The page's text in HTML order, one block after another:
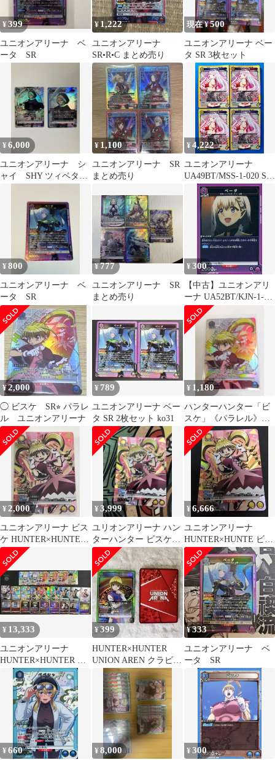
¥399
ユニオンアリーナ ベ
ータ SR
¥ 1,222
ユニオンアリーナ
SR•R•C まとめ売り
現在 ¥500
ユニオンアリーナ ベー
タ SR 3枚セット
¥6,000
ユニオンアリーナ シ
ャイ SHY ツィベタ
¥ 1,100
ユニオンアリーナ SR
まとめ売り
¥4,222
ユニオンアリーナ
UA49BT/MSS-1-020 SR
羽前 京香 4枚セット
¥800
ユニオンアリーナ ベ
ータ SR
¥777
ユニオンアリーナ SR
まとめ売り
¥300
【中古】ユニオンアリ
ーナ UA52BT/KJN-1-
073[R]：ベータ
¥2,000
◯ ビスケ SR⭐︎ パラレ
ル ユニオンアリーナ
¥ 789
ユニオンアリーナ ベー
タ SR 2枚セット ko31
¥ 1,180
ハンターハンター「ビ
スケ」《パラレル》
SR★（スーパーレア
★） 青
¥ 2,000
ユニオンアリーナ ビス
ケ HUNTER×HUNTER
星2パラレル
¥3,999
ユリオンアリーナ ハン
ターハンター ビスケ
SR ☆☆ パラレル 星2
¥6,666
ユニオンアリーナ
HUNTER×HUNTE ビス
ケ SR ★ ★ 星２パラレ
ル
¥ 13,333
ユニオンアリーナ
HUNTER×HUNTER パ
ラレル まとめ
¥399
HUNTER×HUNTER
UNION AREN クラピカ
SR入り 15枚セット
¥333
ユニオンアリーナ ベ
ータ SR
¥660 ¥8,000 ¥300